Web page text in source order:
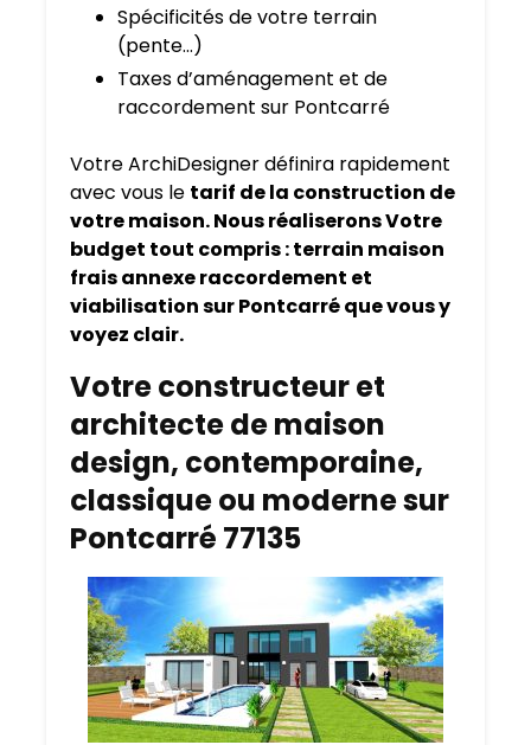
Spécificités de votre terrain
(pente…)
Taxes d’aménagement et de
raccordement sur Pontcarré
Votre ArchiDesigner définira rapidement
avec vous le tarif de la construction de
votre maison. Nous réaliserons Votre
budget tout compris : terrain maison
frais annexe raccordement et
viabilisation sur Pontcarré que vous y
voyez clair.
Votre constructeur et
architecte de maison
design, contemporaine,
classique ou moderne sur
Pontcarré 77135